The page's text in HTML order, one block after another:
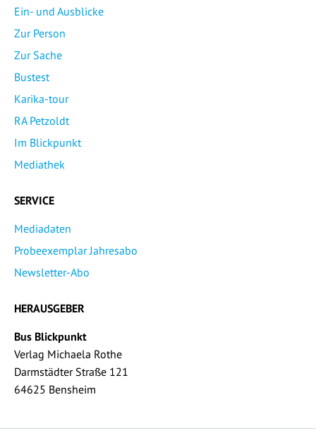
Ein- und Ausblicke
Zur Person
Zur Sache
Bustest
Karika-tour
RA Petzoldt
Im Blickpunkt
Mediathek
SERVICE
Mediadaten
Probeexemplar Jahresabo
Newsletter-Abo
HERAUSGEBER
Bus Blickpunkt
Verlag Michaela Rothe
Darmstädter Straße 121
64625 Bensheim